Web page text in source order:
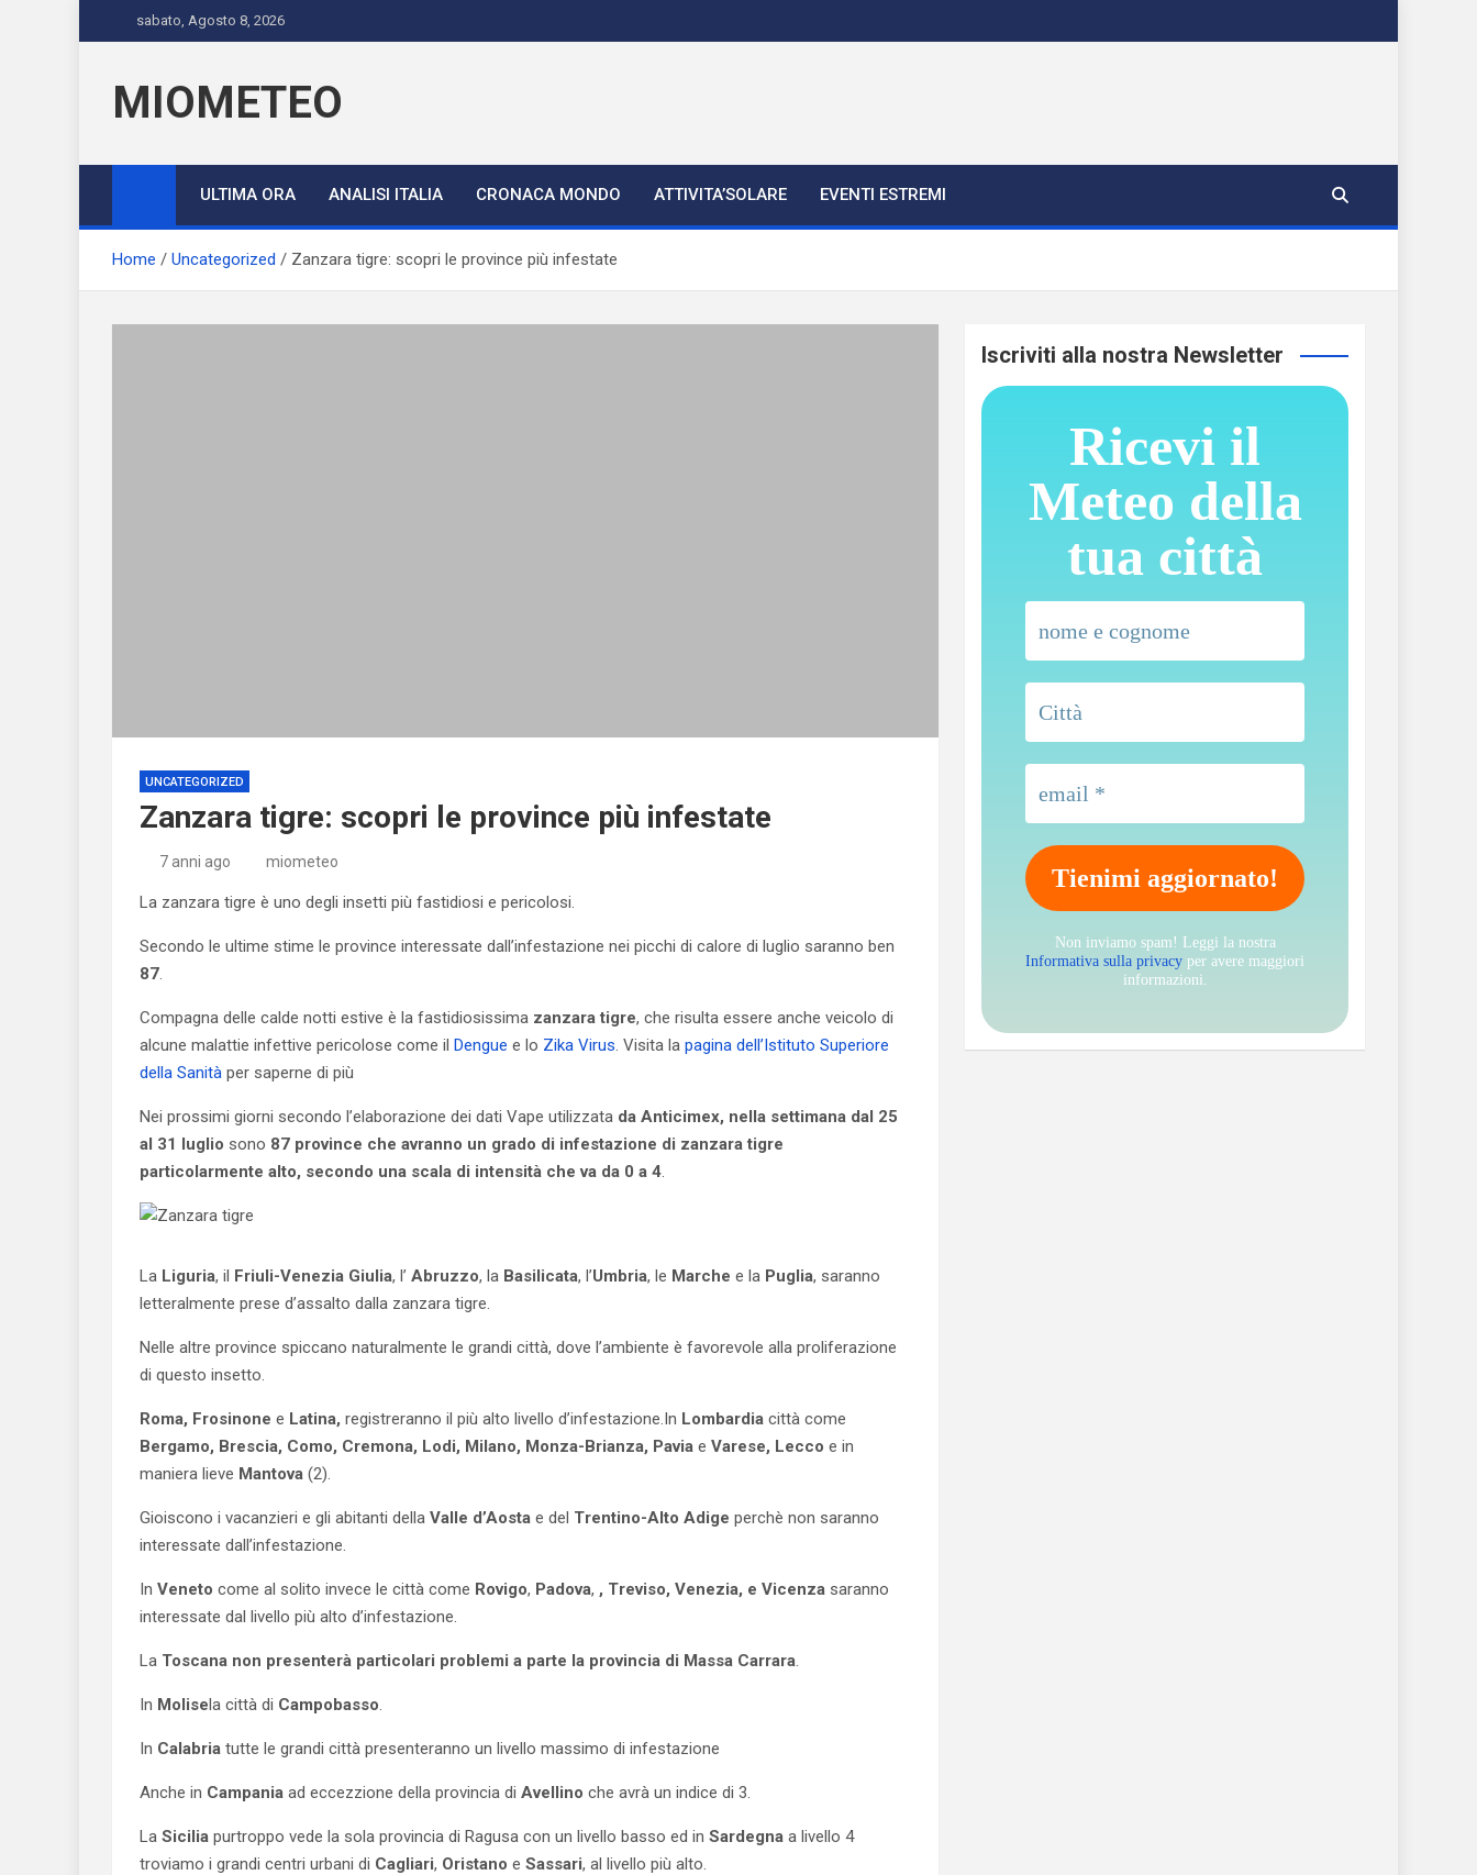
to
sabato, Agosto 8, 2026
MIOMETEO
ULTIMA ORA ANALISI ITALIA CRONACA MONDO ATTIVITA’SOLARE EVENTI ESTREMI
Home Uncategorized Zanzara tigre: scopri le province più infestate
UNCATEGORIZED
Zanzara tigre: scopri le province più infestate
7 anni ago miometeo
La zanzara tigre è uno degli insetti più fastidiosi e pericolosi.
Secondo le ultime stime le province interessate dall’infestazione nei picchi di calore di luglio saranno ben
87.
Compagna delle calde notti estive è la fastidiosissima zanzara tigre, che risulta essere anche veicolo di
alcune malattie infettive pericolose come il Dengue e lo Zika Virus. Visita la pagina dell’Istituto Superiore
della Sanità per saperne di più
Nei prossimi giorni secondo l’elaborazione dei dati Vape utilizzata da Anticimex, nella settimana dal 25
al 31 luglio sono 87 province che avranno un grado di infestazione di zanzara tigre
particolarmente alto, secondo una scala di intensità che va da 0 a 4.
La Liguria, il Friuli-Venezia Giulia, l’ Abruzzo, la Basilicata, l’Umbria, le Marche e la Puglia, saranno
letteralmente prese d’assalto dalla zanzara tigre.
Nelle altre province spiccano naturalmente le grandi città, dove l’ambiente è favorevole alla proliferazione
di questo insetto.
Roma, Frosinone e Latina, registreranno il più alto livello d’infestazione.In Lombardia città come
Bergamo, Brescia, Como, Cremona, Lodi, Milano, Monza-Brianza, Pavia e Varese, Lecco e in
maniera lieve Mantova (2).
Gioiscono i vacanzieri e gli abitanti della Valle d’Aosta e del Trentino-Alto Adige perchè non saranno
interessate dall’infestazione.
In Veneto come al solito invece le città come Rovigo, Padova, , Treviso, Venezia, e Vicenza saranno
interessate dal livello più alto d’infestazione.
La Toscana non presenterà particolari problemi a parte la provincia di Massa Carrara.
In Molisela città di Campobasso.
In Calabria tutte le grandi città presenteranno un livello massimo di infestazione
Anche in Campania ad eccezzione della provincia di Avellino che avrà un indice di 3.
La Sicilia purtroppo vede la sola provincia di Ragusa con un livello basso ed in Sardegna a livello 4
troviamo i grandi centri urbani di Cagliari, Oristano e Sassari, al livello più alto.
Iscriviti alla nostra Newsletter
Ricevi il
Meteo della
tua città
Non inviamo spam! Leggi la nostra
Informativa sulla privacy per avere maggiori
informazioni.